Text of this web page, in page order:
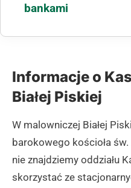
bankami
Informacje o
Białej Piskiej
W malowniczej Białej
barokowego kościoła
nie znajdziemy oddziału
skorzystać ze